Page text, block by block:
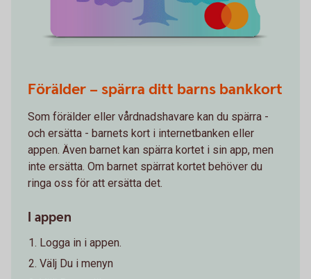
Förälder – spärra ditt barns bankkort
Som förälder eller vårdnadshavare kan du spärra -
och ersätta - barnets kort i internetbanken eller
appen. Även barnet kan spärra kortet i sin app, men
inte ersätta. Om barnet spärrat kortet behöver du
ringa oss för att ersätta det.
I appen
Logga in i appen.
Välj Du i menyn